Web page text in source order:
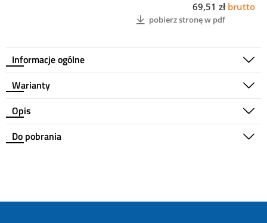
Informacje ogólne
69,51 zł brutto
pobierz stronę w pdf
Warianty
Opis
Do pobrania